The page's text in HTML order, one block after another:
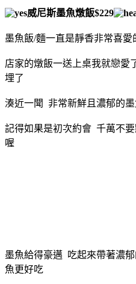
威尼斯墨魚燉飯$229
墨魚飯/麵一直是靜香非常喜愛
店家的燉飯一送上桌我就戀
埋了
湊近一聞 非常新鮮且濃郁的
記得如果是初次約會 千萬不
喔
墨魚給得豪邁 吃起來帶著濃
魚更好吃